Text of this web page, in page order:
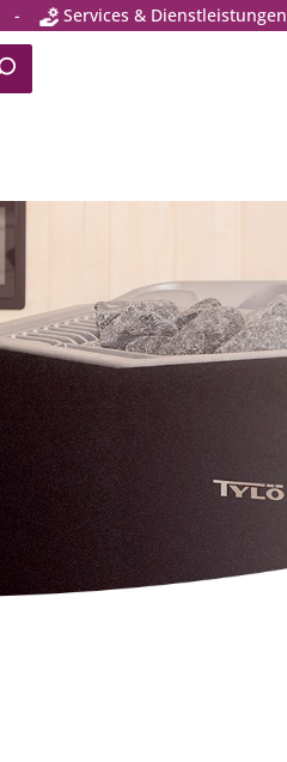
- Services & Dienstleistungen